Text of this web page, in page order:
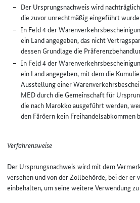
Der Ursprungsnachweis wird
die zuvor unrechtmäßig eingeführt
In Feld 4 der
ein Land angegeben, das nicht
dessen Grundlage die
In Feld 4 der
ein Land angegeben, mit dem die
Ausstellung einer
MED durch die Gemeinschaft für
die nach Marokko ausgeführt werden,
den Färöern kein Freihandelsabkommen
Verfahrensweise
Der Ursprungsnachweis wird mit dem
versehen und von der Zollbehörde, bei der er
einbehalten, um seine weitere Verwendung